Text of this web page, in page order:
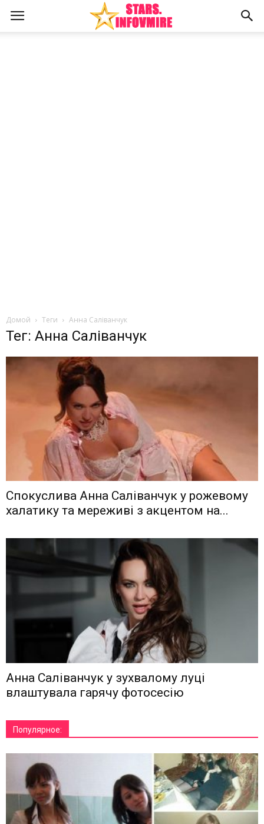
Домой Теги Анна Саліванчук
Тег: Анна Саліванчук
Спокуслива Анна Саліванчук у рожевому
халатику та мереживі з акцентом на...
Анна Саліванчук у зухвалому луці
влаштувала гарячу фотосесію
Популярное: